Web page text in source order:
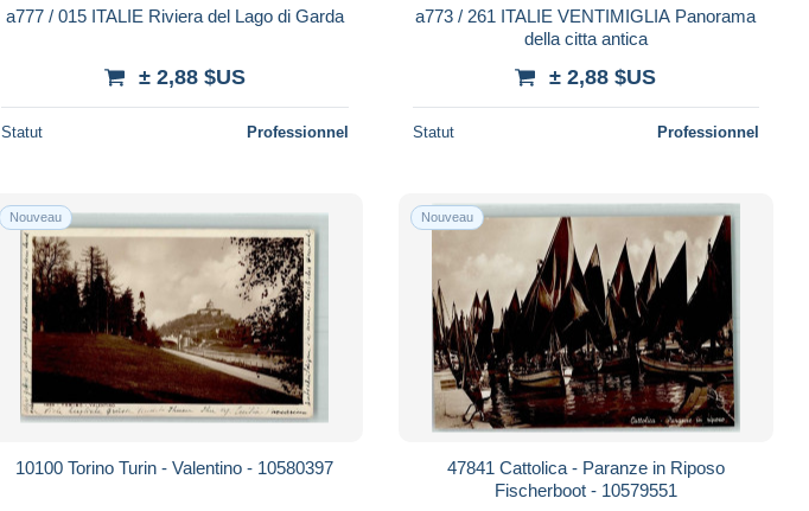
a777 / 015 ITALIE Riviera del Lago di Garda
± 2,88 $US
Statut Professionnel
a773 / 261 ITALIE VENTIMIGLIA Panorama
della citta antica
± 2,88 $US
Statut Professionnel
Nouveau
10100 Torino Turin - Valentino - 10580397
Nouveau
47841 Cattolica - Paranze in Riposo
Fischerboot - 10579551